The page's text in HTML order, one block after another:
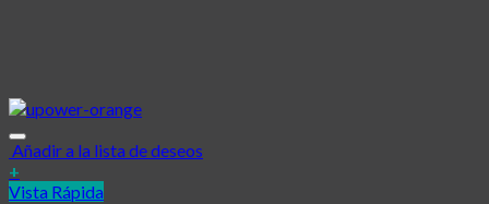
Añadir a la lista de deseos
+
Vista Rápida